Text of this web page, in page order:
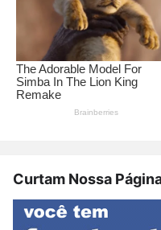
Curtam Nossa